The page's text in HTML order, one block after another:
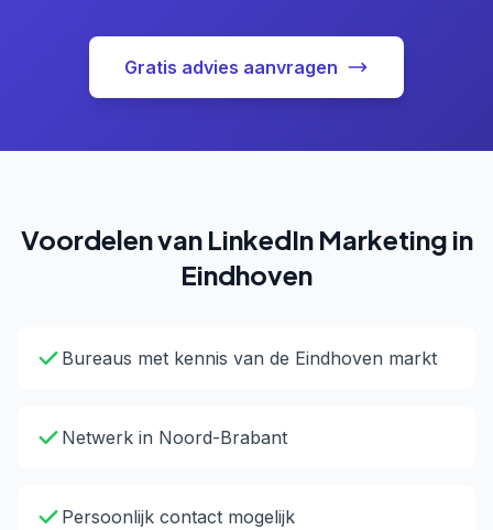
Gratis advies aanvragen
Voordelen van LinkedIn Marketing in
Eindhoven
Bureaus met kennis van de Eindhoven markt
Netwerk in Noord-Brabant
Persoonlijk contact mogelijk